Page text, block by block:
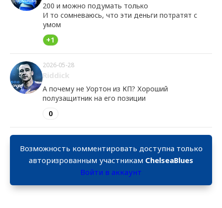
200 и можно подумать только
И то сомневаюсь, что эти деньги потратят с
умом
+1
2026-05-28
Riddick
А почему не Уортон из КП? Хороший
полузащитник на его позиции
0
Возможность комментировать доступна только
авторизрованным участникам ChelseaBlues
Войти в аккаунт